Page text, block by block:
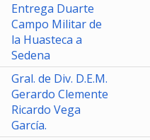
Entrega Duarte
Campo Militar de
la Huasteca a
Sedena
Gral. de Div. D.E.M.
Gerardo Clemente
Ricardo Vega
García.